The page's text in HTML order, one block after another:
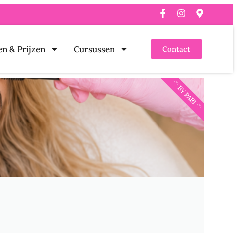
& Prijzen Cursussen Contact
♡ BY PARI ♡